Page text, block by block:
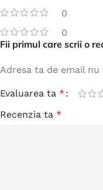
0
0
Fii primul care scrii o
Adresa ta de email
Evaluarea ta *
Recenzia ta *